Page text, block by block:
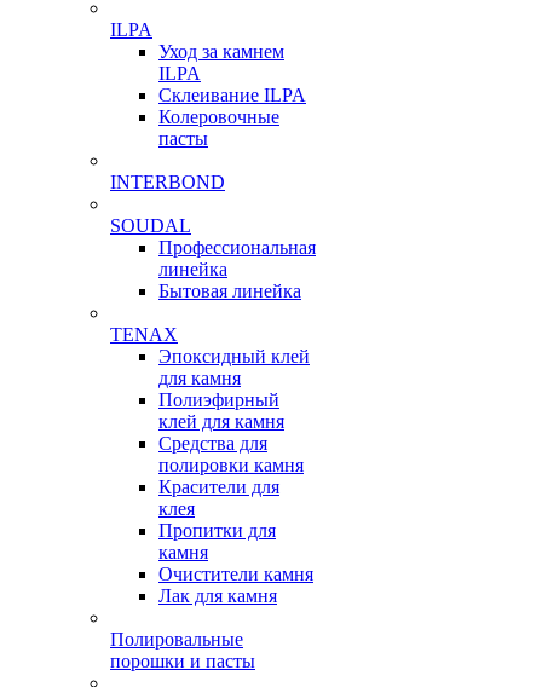
ILPA
Уход за камнем
ILPA
Склеивание ILPA
Колеровочные
пасты
INTERBOND
SOUDAL
Профессиональная
линейка
Бытовая линейка
TENAX
Эпоксидный клей
для камня
Полиэфирный
клей для камня
Средства для
полировки камня
Красители для
клея
Пропитки для
камня
Очистители камня
Лак для камня
Полировальные
порошки и пасты